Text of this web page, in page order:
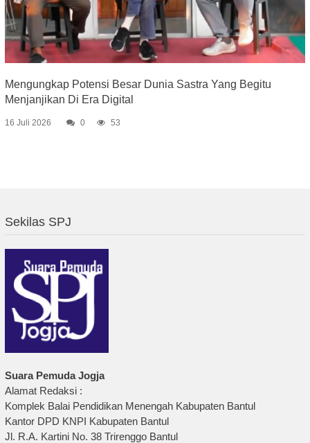
Mengungkap Potensi Besar Dunia Sastra Yang Begitu
Menjanjikan Di Era Digital
16 Juli 2026 0 53
Sekilas SPJ
Suara Pemuda Jogja
Alamat Redaksi :
Komplek Balai Pendidikan Menengah Kabupaten Bantul
Kantor DPD KNPI Kabupaten Bantul
Jl. R.A. Kartini No. 38 Trirenggo Bantul